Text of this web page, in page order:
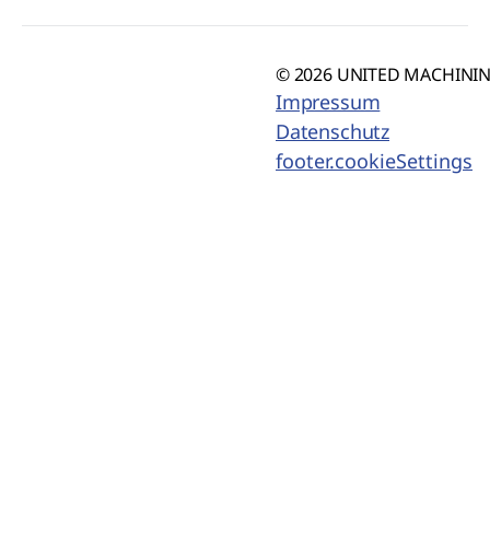
© 2026 UNITED
Impressum
Datenschutz
footer.cookieSettings